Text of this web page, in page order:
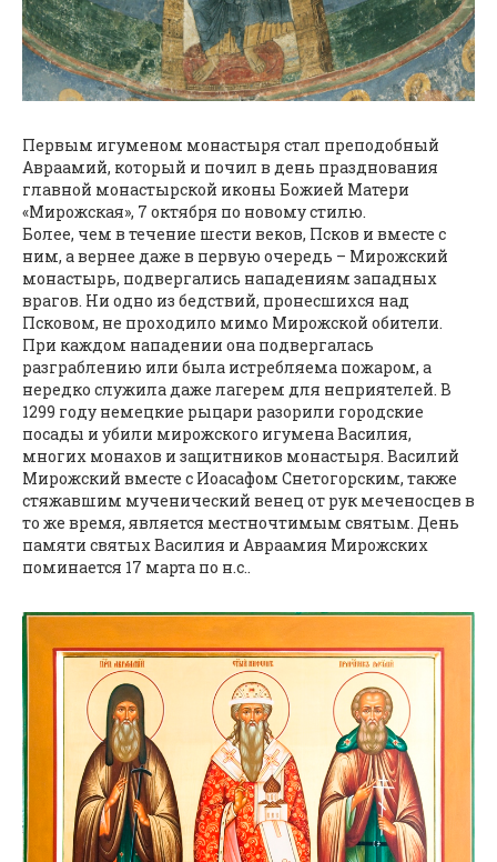
Первым игуменом монастыря стал преподобный
Авраамий, который и почил в день празднования
главной монастырской иконы Божией Матери
«Мирожская», 7 октября по новому стилю.
Более, чем в течение шести веков, Псков и вместе с
ним, а вернее даже в первую очередь – Мирожский
монастырь, подвергались нападениям западных
врагов. Ни одно из бедствий, пронесшихся над
Псковом, не проходило мимо Мирожской обители.
При каждом нападении она подвергалась
разграблению или была истребляема пожаром, а
нередко служила даже лагерем для неприятелей. В
1299 году немецкие рыцари разорили городские
посады и убили мирожского игумена Василия,
многих монахов и защитников монастыря. Василий
Мирожский вместе с Иоасафом Cнетогорским, также
стяжавшим мученический венец от рук меченосцев в
то же время, является местночтимым святым. День
памяти святых Василия и Авраамия Мирожских
поминается 17 марта по н.с..